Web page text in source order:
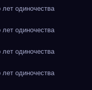
одиночества
одиночества
одиночества
одиночества